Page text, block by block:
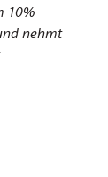
10%
nehmt